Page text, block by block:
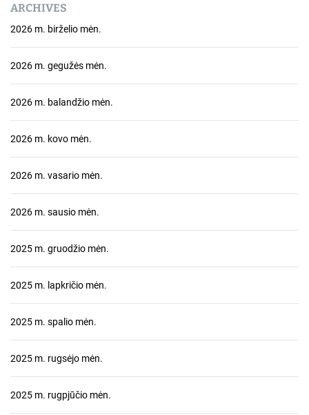
ARCHIVES
2026 m. birželio mėn.
2026 m. gegužės mėn.
2026 m. balandžio mėn.
2026 m. kovo mėn.
2026 m. vasario mėn.
2026 m. sausio mėn.
2025 m. gruodžio mėn.
2025 m. lapkričio mėn.
2025 m. spalio mėn.
2025 m. rugsėjo mėn.
2025 m. rugpjūčio mėn.